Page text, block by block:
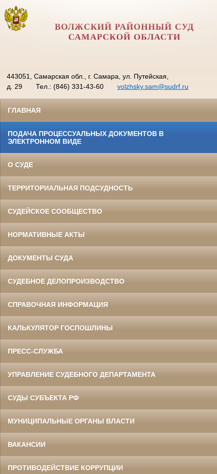
ВОЛЖСКИЙ РАЙОННЫЙ СУД
САМАРСКОЙ ОБЛАСТИ
443051, Самарская обл., г. Самара, ул. Путейская,
д. 29
Тел.: (846) 331-43-60 volzhsky.sam@sudrf.ru
ГЛАВНАЯ
ПОДАЧА ПРОЦЕССУАЛЬНЫХ ДОКУМЕНТОВ В
ЭЛЕКТРОННОМ ВИДЕ
О СУДЕ
ТЕРРИТОРИАЛЬНАЯ ПОДСУДНОСТЬ
СУДЕЙСКОЕ СООБЩЕСТВО
НОРМАТИВНЫЕ АКТЫ
ДОКУМЕНТЫ СУДА
СУДЕБНОЕ ДЕЛОПРОИЗВОДСТВО
СПРАВОЧНАЯ ИНФОРМАЦИЯ
КАЛЬКУЛЯТОР ГОСПОШЛИНЫ
ПРЕСС-СЛУЖБА
УПРАВЛЕНИЕ СУДЕБНОГО ДЕПАРТАМЕНТА
СУДЫ СУБЪЕКТА РФ
МУНИЦИПАЛЬНЫЕ ОРГАНЫ ВЛАСТИ
ВАКАНСИИ
ПРОТИВОДЕЙСТВИЕ КОРРУПЦИИ